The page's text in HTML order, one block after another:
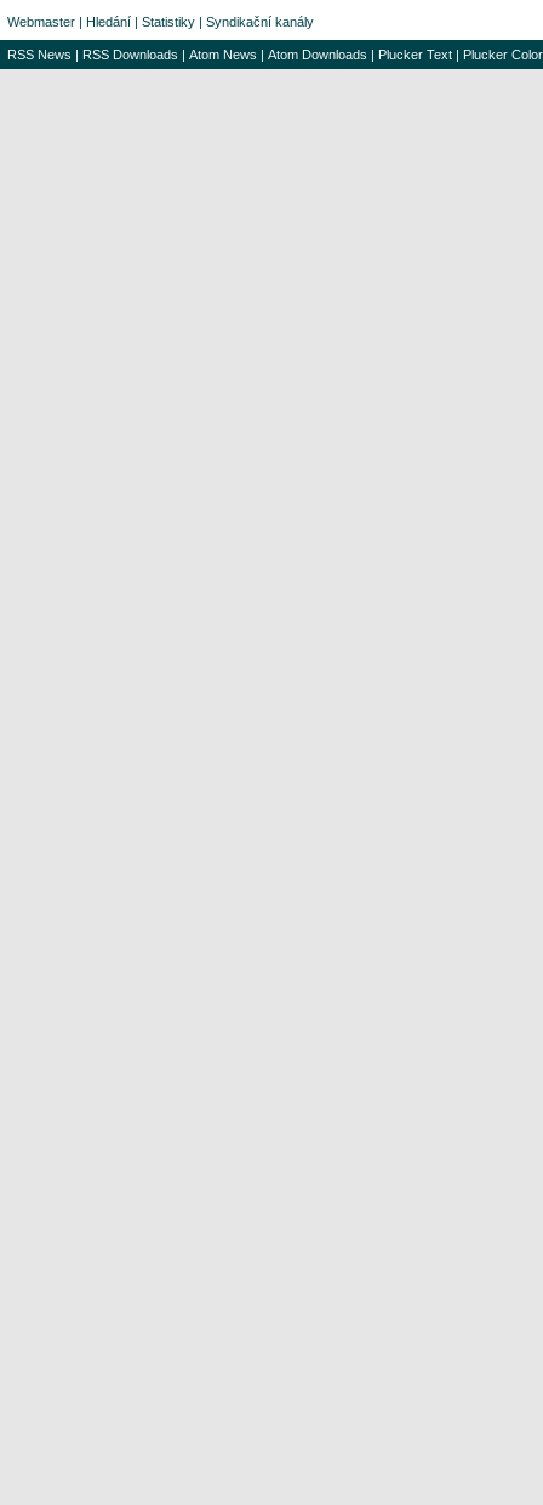
Webmaster | Hledání | Statistiky | Syndikační kanály
RSS News | RSS Downloads | Atom News | Atom Downloads | Plucker Text | Plucker Color